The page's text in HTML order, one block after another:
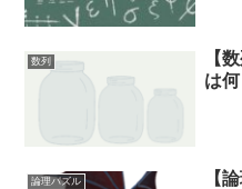
数列
【
は何
論理パズル
【